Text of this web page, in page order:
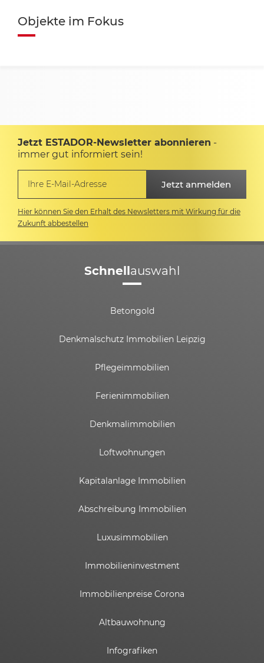
Objekte im Fokus
Jetzt ESTADOR-Newsletter abonnieren -
immer gut informiert sein!
Hier können Sie den Erhalt des Newsletters mit Wirkung für die
Zukunft abbestellen
Schnellauswahl
Betongold
Denkmalschutz Immobilien Leipzig
Pflegeimmobilien
Ferienimmobilien
Denkmalimmobilien
Loftwohnungen
Kapitalanlage Immobilien
Abschreibung Immobilien
Luxusimmobilien
Immobilieninvestment
Immobilienpreise Corona
Altbauwohnung
Infografiken